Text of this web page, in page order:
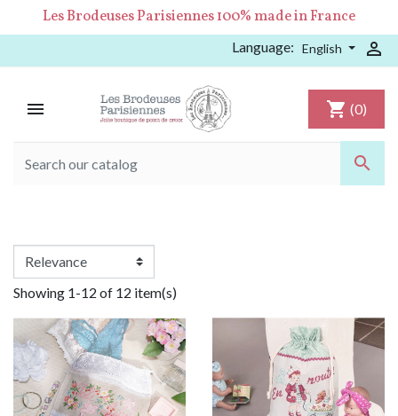
Les Brodeuses Parisiennes 100% made in France
Language: English 


shopping_cart (0)
Showing 1-12 of 12 item(s)